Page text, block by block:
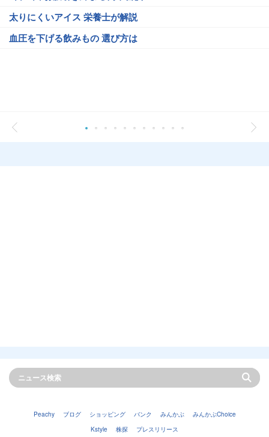
太りにくいアイス 栄養士が解説
血圧を下げる飲みもの 選び方は
Peachy ブログ ショッピング バンク みんかぶ
みんかぶChoice
Kstyle
株探 プレスリリース